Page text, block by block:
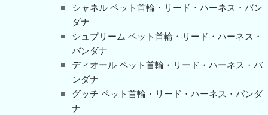
シャネル ペット首輪・リード・ハーネス・バン
ダナ
シュプリーム ペット首輪・リード・ハーネス・
バンダナ
ディオール ペット首輪・リード・ハーネス・バ
ンダナ
グッチ ペット首輪・リード・ハーネス・バンダ
ナ